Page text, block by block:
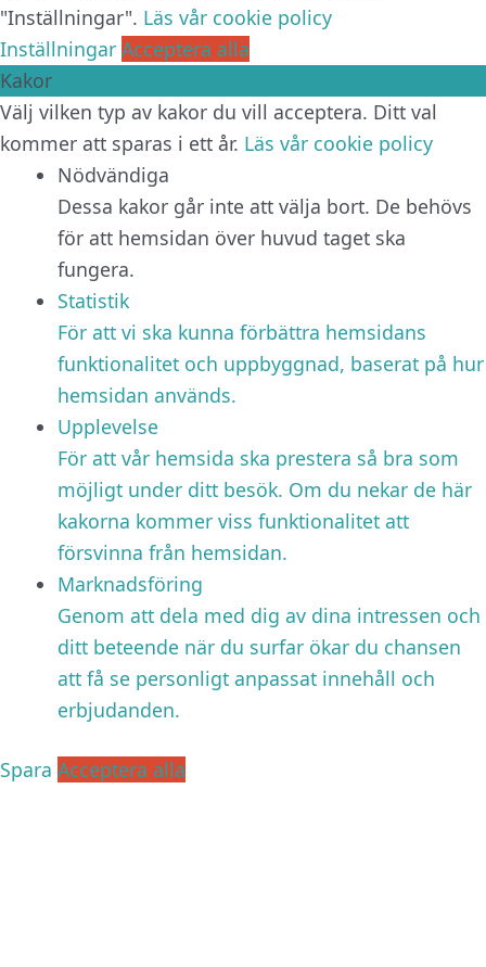
"Inställningar". Läs vår cookie policy
Inställningar Acceptera alla
Kakor
Välj vilken typ av kakor du vill acceptera. Ditt val
kommer att sparas i ett år. Läs vår cookie policy
Nödvändiga
Dessa kakor går inte att välja bort. De behövs
för att hemsidan över huvud taget ska
fungera.
Statistik
För att vi ska kunna förbättra hemsidans
funktionalitet och uppbyggnad, baserat på hur
hemsidan används.
Upplevelse
För att vår hemsida ska prestera så bra som
möjligt under ditt besök. Om du nekar de här
kakorna kommer viss funktionalitet att
försvinna från hemsidan.
Marknadsföring
Genom att dela med dig av dina intressen och
ditt beteende när du surfar ökar du chansen
att få se personligt anpassat innehåll och
erbjudanden.
Spara Acceptera alla